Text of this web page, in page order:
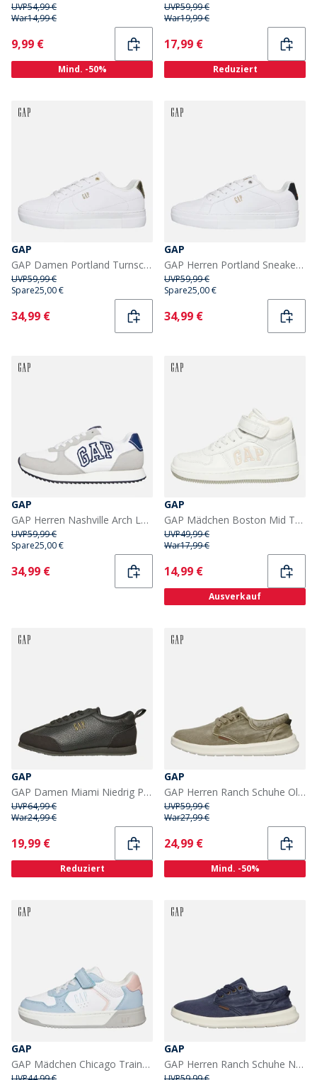
UVP54,99 €
War14,99 €
Current
9,99 €
Mind. -50%
UVP59,99 €
War19,99 €
Current
17,99 €
Reduziert
GAP
GAP Damen Portland Turnschuhe Weiß
UVP59,99 €
Spare25,00 €
Current
34,99 €
GAP
GAP Herren Portland Sneaker Weiß
UVP59,99 €
Spare25,00 €
Current
34,99 €
GAP
GAP Herren Nashville Arch Logo Turnschuhe Weiß
UVP59,99 €
Spare25,00 €
Current
34,99 €
GAP
GAP Mädchen Boston Mid Trainer Weiß/Rose
UVP49,99 €
War17,99 €
Current
14,99 €
Ausverkauf
GAP
GAP Damen Miami Niedrig Profil Turnschuhe Schwarz
UVP64,99 €
War24,99 €
Current
19,99 €
Reduziert
GAP
GAP Herren Ranch Schuhe Olive
UVP59,99 €
War27,99 €
Current
24,99 €
Mind. -50%
GAP
GAP Mädchen Chicago Trainer Bleiche Blau/Weiß/Pink Bleach Blue White Pink
GAP
GAP Herren Ranch Schuhe Navy